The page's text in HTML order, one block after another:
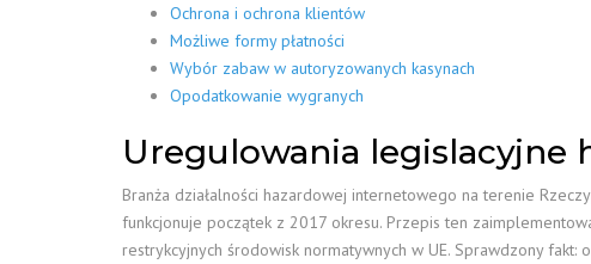
Ochrona i ochrona klientów
Możliwe formy płatności
Wybór zabaw w autoryzowanych kasynach
Opodatkowanie wygranych
Uregulowania legislacyjne
Branża działalności hazardowej internetowego na terenie
funkcjonuje początek z 2017 okresu. Przepis ten
restrykcyjnych środowisk normatywnych w UE. Sprawdzony